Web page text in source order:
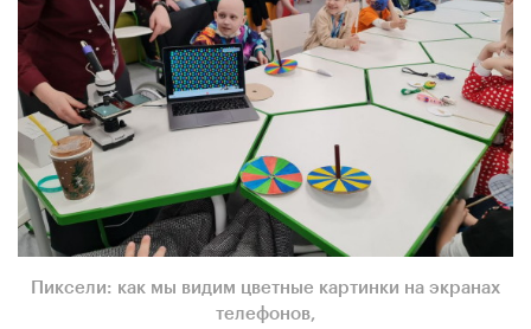
Пиксели: как мы видим цветные картинки на экранах
телефонов,